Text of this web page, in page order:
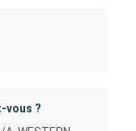
vous ?